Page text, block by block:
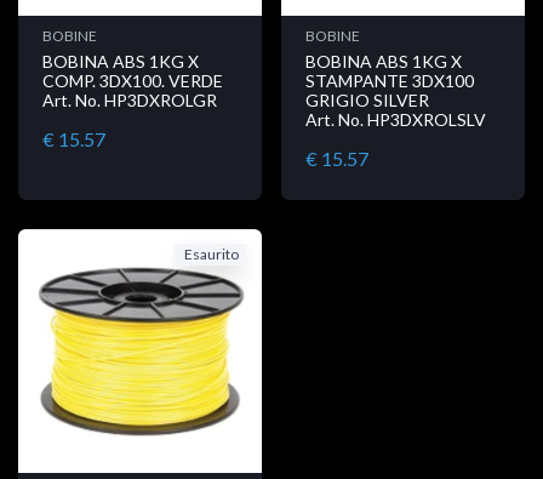
BOBINE
BOBINA ABS 1KG X
COMP. 3DX100. VERDE
Art. No. HP3DXROLGR
€ 15.57
BOBINE
BOBINA ABS 1KG X
STAMPANTE 3DX100
GRIGIO SILVER
Art. No. HP3DXROLSLV
€ 15.57
Esaurito